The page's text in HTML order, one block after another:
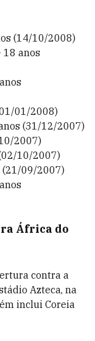
(14/10/2008)
18 anos
01/2008)
(31/12/2007)
2007)
10/2007)
(21/09/2007)
África do
contra a
Azteca, na
inclui Coreia